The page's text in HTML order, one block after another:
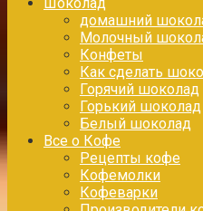
домашний
Молочный
Конфеты
Как сделать
Горячий шоколад
Горький шоколад
Белый шоколад
Все о Кофе
Рецепты кофе
Кофемолки
Кофеварки